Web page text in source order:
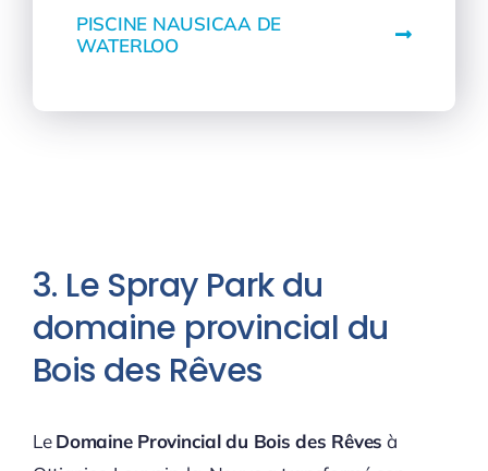
PISCINE NAUSICAA DE
WATERLOO
3. Le Spray Park du
domaine provincial du
Bois des Rêves
LeDomaine Provincial du Bois des Rêves à